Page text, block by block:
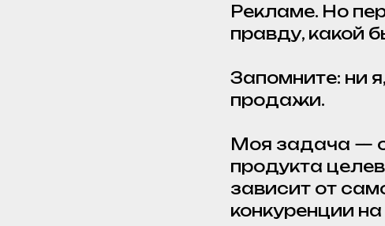
Рекламе. Но
правду, какой
Запомните: ни
продажи.
Моя задача —
продукта
зависит от
конкуренции